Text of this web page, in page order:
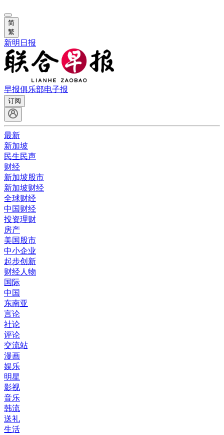
简
繁
新明日报
早报俱乐部电子报
订阅
最新
新加坡
民生民声
财经
新加坡股市
新加坡财经
全球财经
中国财经
投资理财
房产
美国股市
中小企业
起步创新
财经人物
国际
中国
东南亚
言论
社论
评论
交流站
漫画
娱乐
明星
影视
音乐
韩流
送礼
生活